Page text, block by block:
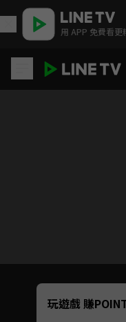
用 APP 免費看更
Unmute
如有不便請
玩遊戲 賺